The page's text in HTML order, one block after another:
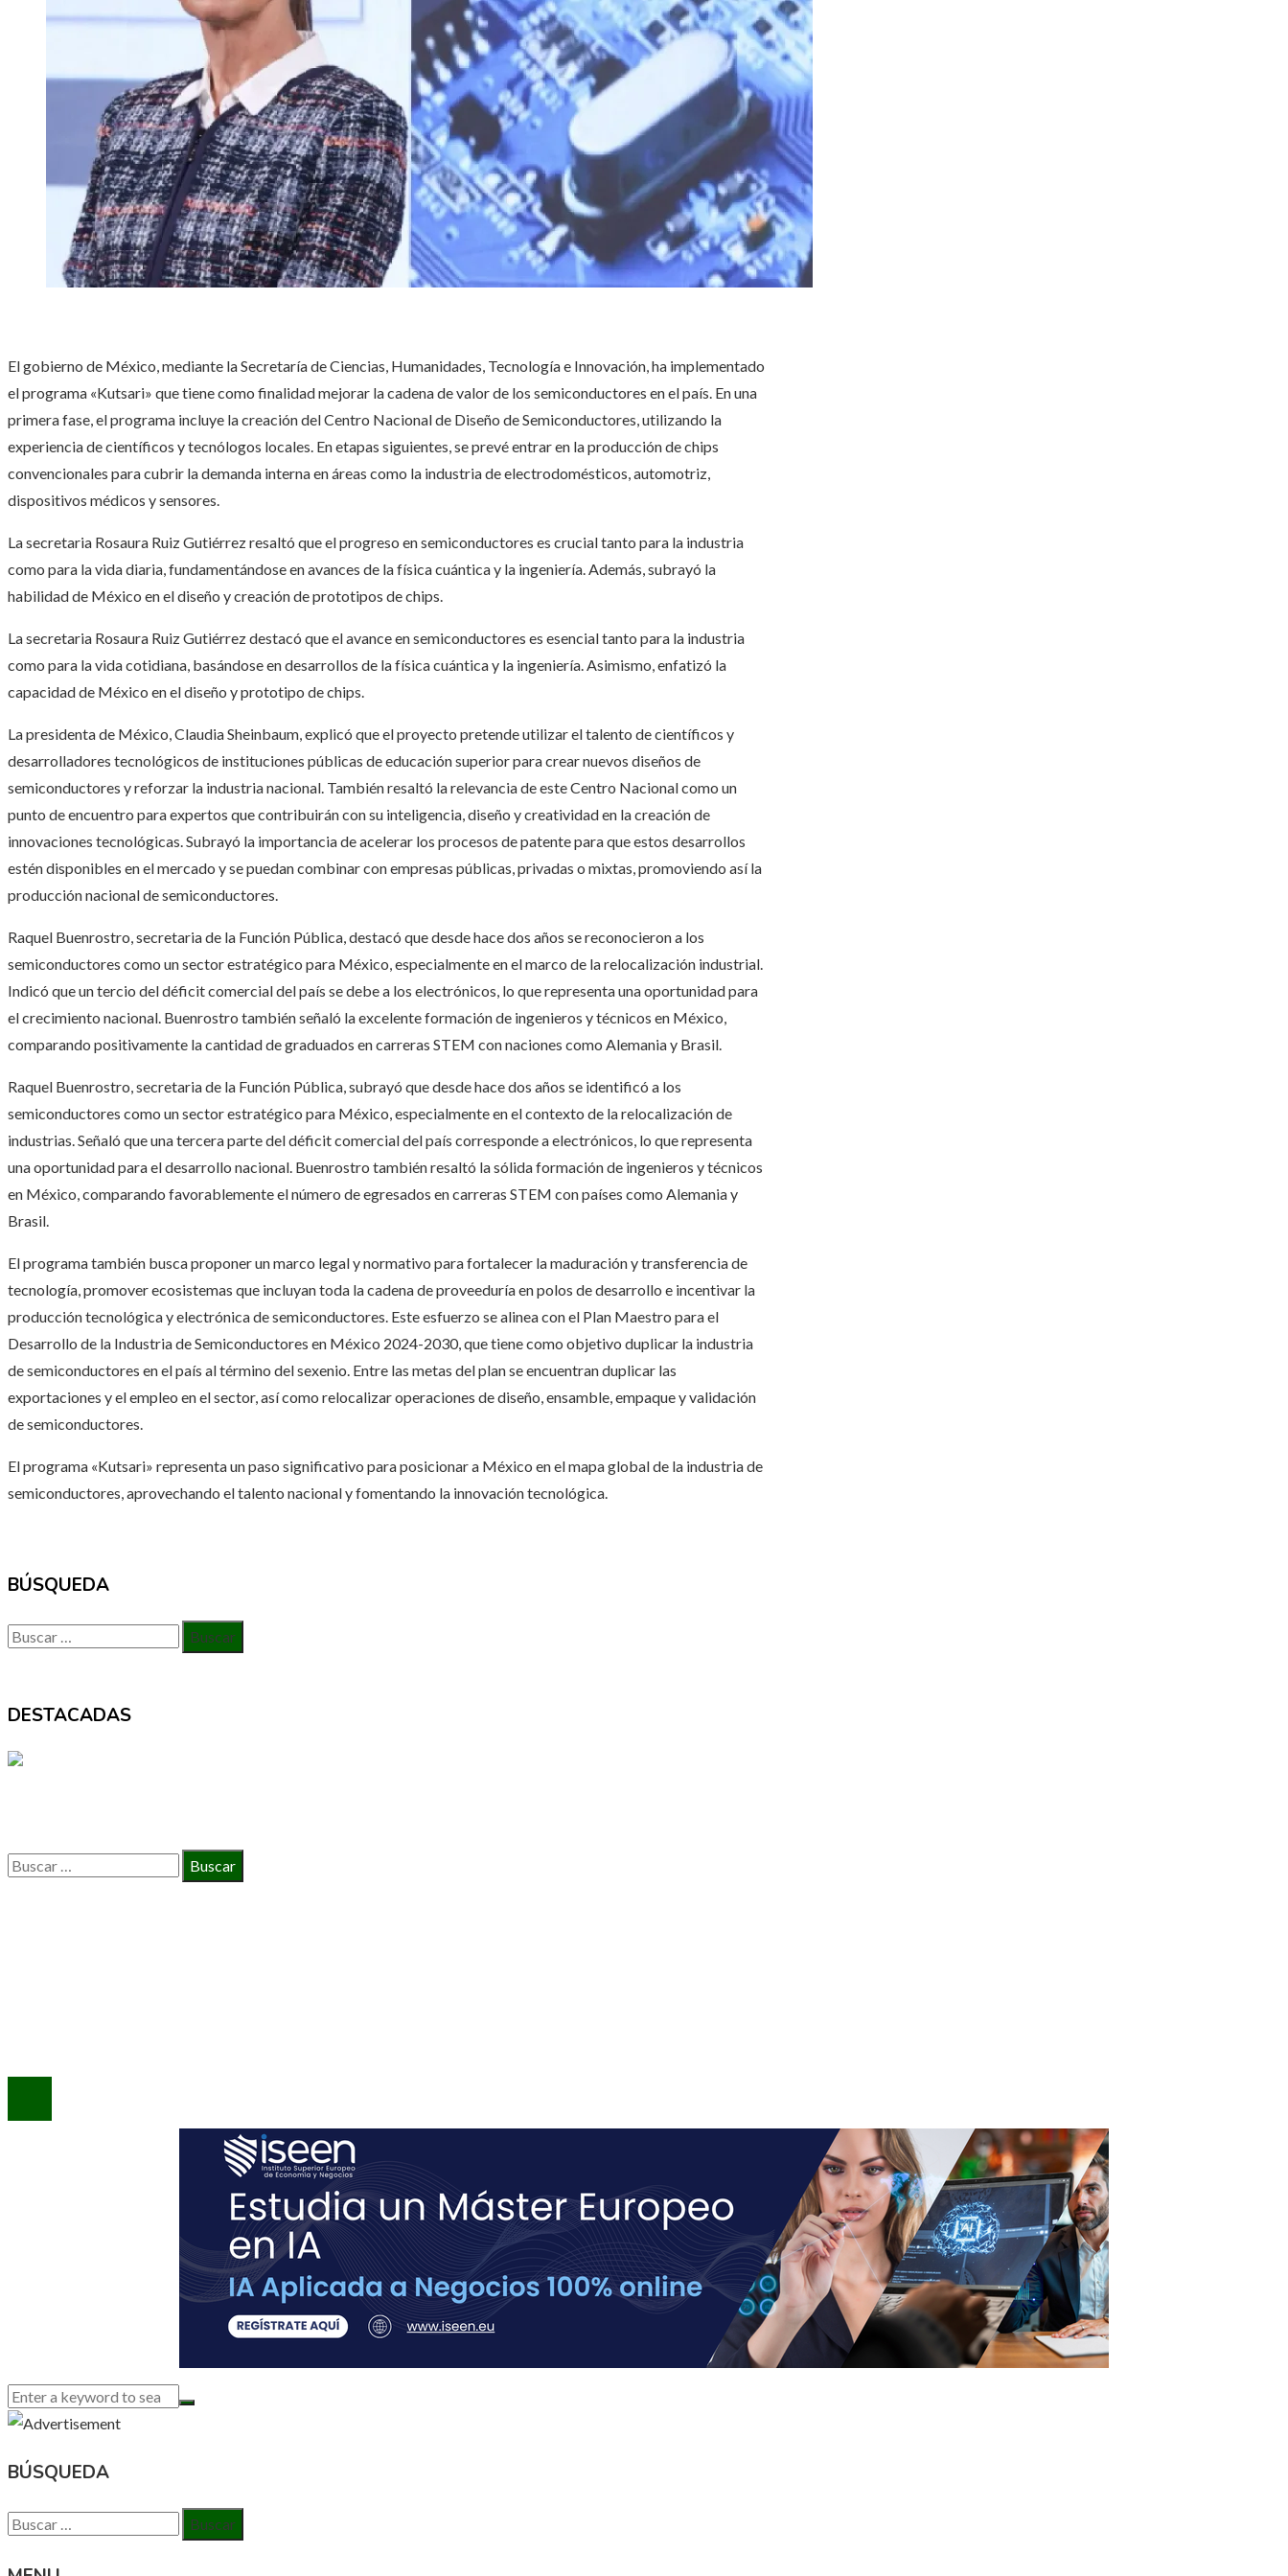
El gobierno de México, mediante la Secretaría de Ciencias, Humanidades, Tecnología e Innovación, ha implementado
el programa «Kutsari» que tiene como finalidad mejorar la cadena de valor de los semiconductores en el país. En una
primera fase, el programa incluye la creación del Centro Nacional de Diseño de Semiconductores, utilizando la
experiencia de científicos y tecnólogos locales. En etapas siguientes, se prevé entrar en la producción de chips
convencionales para cubrir la demanda interna en áreas como la industria de electrodomésticos, automotriz,
dispositivos médicos y sensores.
La secretaria Rosaura Ruiz Gutiérrez resaltó que el progreso en semiconductores es crucial tanto para la industria
como para la vida diaria, fundamentándose en avances de la física cuántica y la ingeniería. Además, subrayó la
habilidad de México en el diseño y creación de prototipos de chips.
La secretaria Rosaura Ruiz Gutiérrez destacó que el avance en semiconductores es esencial tanto para la industria
como para la vida cotidiana, basándose en desarrollos de la física cuántica y la ingeniería. Asimismo, enfatizó la
capacidad de México en el diseño y prototipo de chips.
La presidenta de México, Claudia Sheinbaum, explicó que el proyecto pretende utilizar el talento de científicos y
desarrolladores tecnológicos de instituciones públicas de educación superior para crear nuevos diseños de
semiconductores y reforzar la industria nacional. También resaltó la relevancia de este Centro Nacional como un
punto de encuentro para expertos que contribuirán con su inteligencia, diseño y creatividad en la creación de
innovaciones tecnológicas. Subrayó la importancia de acelerar los procesos de patente para que estos desarrollos
estén disponibles en el mercado y se puedan combinar con empresas públicas, privadas o mixtas, promoviendo así la
producción nacional de semiconductores.
Raquel Buenrostro, secretaria de la Función Pública, destacó que desde hace dos años se reconocieron a los
semiconductores como un sector estratégico para México, especialmente en el marco de la relocalización industrial.
Indicó que un tercio del déficit comercial del país se debe a los electrónicos, lo que representa una oportunidad para
el crecimiento nacional. Buenrostro también señaló la excelente formación de ingenieros y técnicos en México,
comparando positivamente la cantidad de graduados en carreras STEM con naciones como Alemania y Brasil.
Raquel Buenrostro, secretaria de la Función Pública, subrayó que desde hace dos años se identificó a los
semiconductores como un sector estratégico para México, especialmente en el contexto de la relocalización de
industrias. Señaló que una tercera parte del déficit comercial del país corresponde a electrónicos, lo que representa
una oportunidad para el desarrollo nacional. Buenrostro también resaltó la sólida formación de ingenieros y técnicos
en México, comparando favorablemente el número de egresados en carreras STEM con países como Alemania y
Brasil.
El programa también busca proponer un marco legal y normativo para fortalecer la maduración y transferencia de
tecnología, promover ecosistemas que incluyan toda la cadena de proveeduría en polos de desarrollo e incentivar la
producción tecnológica y electrónica de semiconductores. Este esfuerzo se alinea con el Plan Maestro para el
Desarrollo de la Industria de Semiconductores en México 2024-2030, que tiene como objetivo duplicar la industria
de semiconductores en el país al término del sexenio. Entre las metas del plan se encuentran duplicar las
exportaciones y el empleo en el sector, así como relocalizar operaciones de diseño, ensamble, empaque y validación
de semiconductores.
El programa «Kutsari» representa un paso significativo para posicionar a México en el mapa global de la industria de
semiconductores, aprovechando el talento nacional y fomentando la innovación tecnológica.
BÚSQUEDA
Buscar:
DESTACADAS
Buscar:
BÚSQUEDA
Buscar: